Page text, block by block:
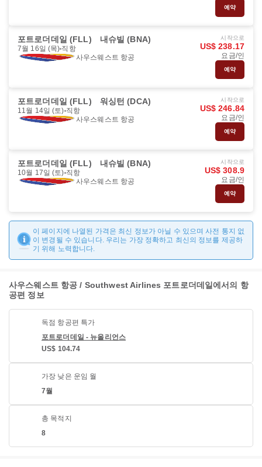
예약
포트로더데일 (FLL) 내슈빌 (BNA)
7월 16일 (목) 직항
사우스웨스트 항공
시작으로
US$ 238.17
요금/인
예약
포트로더데일 (FLL) 워싱턴 (DCA)
11월 14일 (토) 직항
사우스웨스트 항공
시작으로
US$ 246.84
요금/인
예약
포트로더데일 (FLL) 내슈빌 (BNA)
10월 17일 (토) 직항
사우스웨스트 항공
시작으로
US$ 308.9
요금/인
예약
이 페이지에 나열된 가격은 최신 정보가 아닐 수 있으며 사전 통지 없
이 변경될 수 있습니다. 우리는 가장 정확하고 최신의 정보를 제공하
기 위해 노력합니다.
사우스웨스트 항공 / Southwest Airlines 포트로더데일에서의 항
공편 정보
독점 항공편 특가
포트로더데일 - 뉴올리언스
US$ 104.74
가장 낮은 운임 월
7월
총 목적지
8